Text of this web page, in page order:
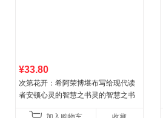
¥33.80
次第花开：希阿荣博堪布写给现代读
者安顿心灵的智慧之书灵的智慧之书